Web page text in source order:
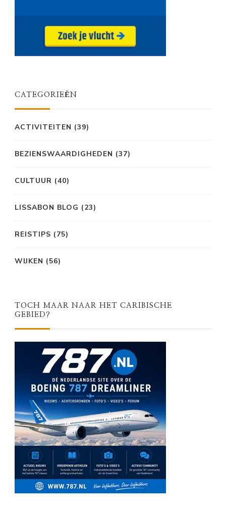
CATEGORIEËN
ACTIVITEITEN (39)
BEZIENSWAARDIGHEDEN (37)
CULTUUR (40)
LISSABON BLOG (23)
REISTIPS (75)
WIJKEN (56)
TOCH MAAR NAAR HET CARIBISCHE
GEBIED?